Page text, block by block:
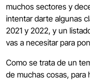
muchos sectores y
intentar darte algunas
2021 y 2022, y un
vas a necesitar para
Como se trata de un
de muchas cosas, para